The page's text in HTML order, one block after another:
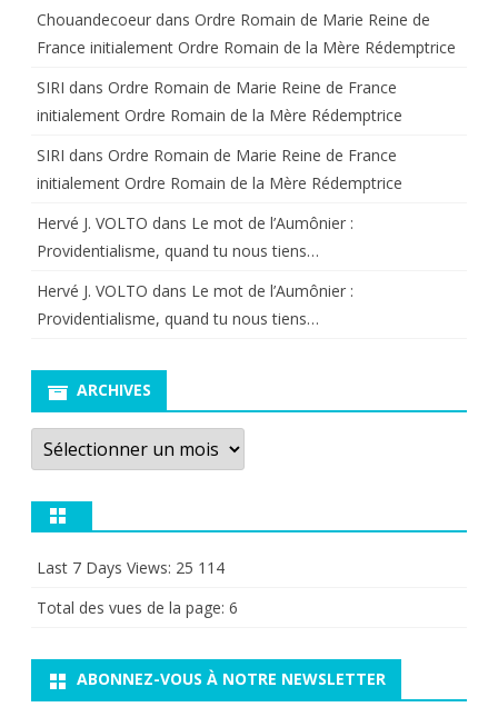
Chouandecoeur dans Ordre Romain de Marie Reine de
France initialement Ordre Romain de la Mère Rédemptrice
SIRI dans Ordre Romain de Marie Reine de France
initialement Ordre Romain de la Mère Rédemptrice
SIRI dans Ordre Romain de Marie Reine de France
initialement Ordre Romain de la Mère Rédemptrice
Hervé J. VOLTO dans Le mot de l’Aumônier :
Providentialisme, quand tu nous tiens…
Hervé J. VOLTO dans Le mot de l’Aumônier :
Providentialisme, quand tu nous tiens…
ARCHIVES
Archives
Last 7 Days Views: 25 114
Total des vues de la page: 6
ABONNEZ-VOUS À NOTRE NEWSLETTER